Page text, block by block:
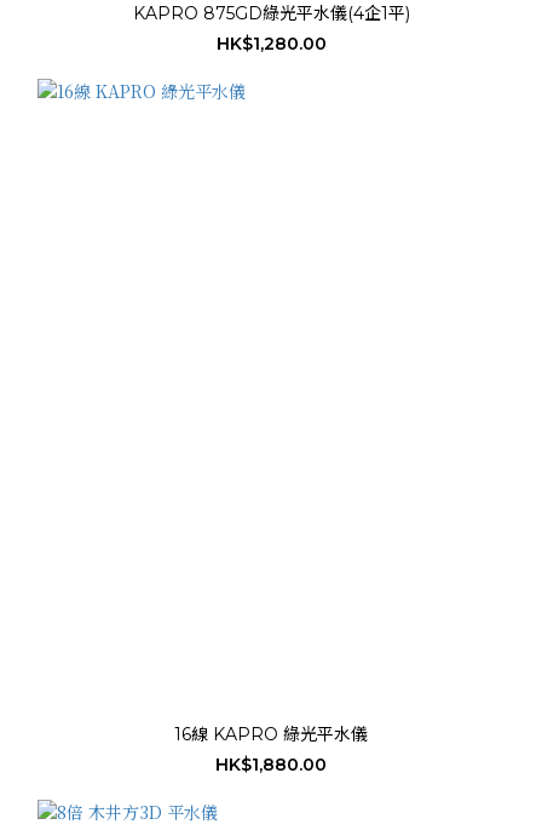
KAPRO 875GD綠光平水儀(4企1平)
HK$1,280.00
16線 KAPRO 綠光平水儀
HK$1,880.00